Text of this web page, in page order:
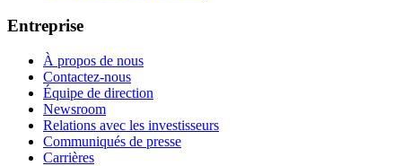
Entreprise
À propos de nous
Contactez-nous
Équipe de direction
Newsroom
Relations avec les investisseurs
Communiqués de presse
Carrières